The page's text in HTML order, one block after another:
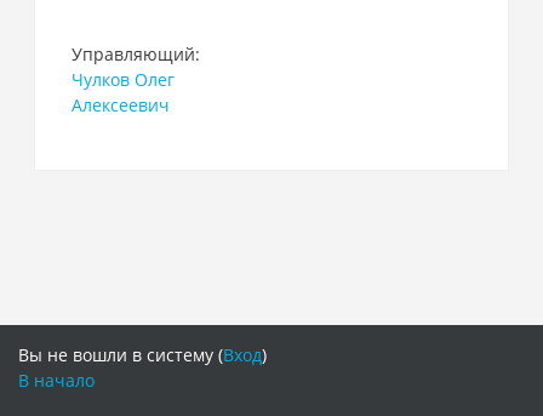
Управляющий:
Чулков Олег
Алексеевич
Вы не вошли в систему (Вход)
В начало